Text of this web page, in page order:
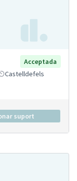
Acceptada
Castelldefels
suport